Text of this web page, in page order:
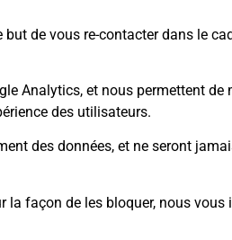
de vous re-contacter dans le
Analytics, et nous permettent de
des utilisateurs.
des données, et ne seront
façon de les bloquer, nous